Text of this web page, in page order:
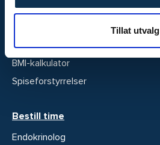
Tillat utvalg
Fertilitetsklinikk
Overvektsklinikken
BMI-kalkulator
Spiseforstyrrelser
Bestill time
Endokrinolog